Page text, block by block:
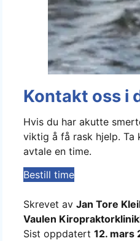
Kontakt oss i
Hvis du har akutte
viktig å få rask hjelp. Ta
avtale en time.
Bestill time
Skrevet av Jan Tore
Vaulen
Sist oppdatert 12. mars